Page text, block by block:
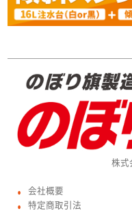
株式
● 会社概要
● 特定商取引法